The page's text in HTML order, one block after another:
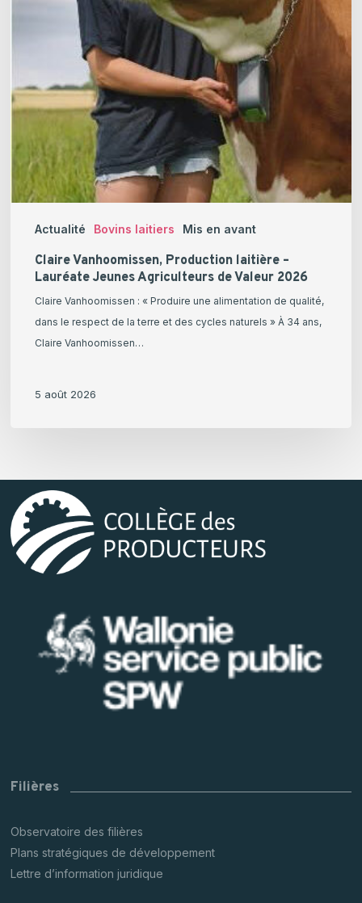
Actualité Bovins laitiers Mis en avant
Claire Vanhoomissen, Production laitière –
Lauréate Jeunes Agriculteurs de Valeur 2026
Claire Vanhoomissen : « Produire une alimentation de qualité,
dans le respect de la terre et des cycles naturels » À 34 ans,
Claire Vanhoomissen…
5 août 2026
Filières
Observatoire des filières
Plans stratégiques de développement
Lettre d’information juridique